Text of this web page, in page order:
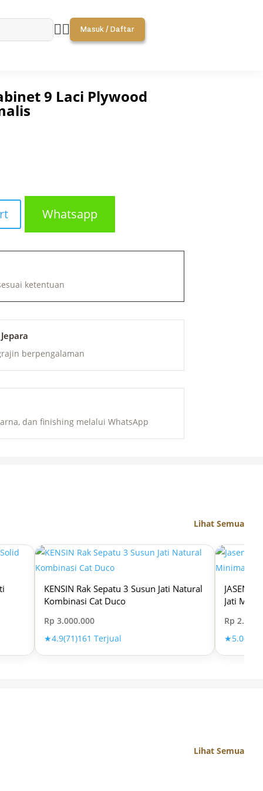
 Masuk / Daftar
9 Laci Plywood
Whatsapp
ketentuan
berpengalaman
dan finishing melalui WhatsApp
Lihat Semua
KENSIN Rak Sepatu 3 Susun Jati Natural
Kombinasi Cat Duco
Rp 3.000.000
★4.9(71)161 Terjual
JASEN
Jati
Rp
★5.0(31)
Lihat Semua